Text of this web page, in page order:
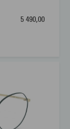
49 mm
5 490,00